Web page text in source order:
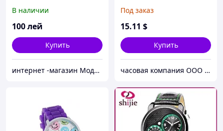
В наличии
100лей
Купить
интернет -магазин Модняшка
Под заказ
15.11 $
Купить
часовая компания ООО ШИЦЗЕ